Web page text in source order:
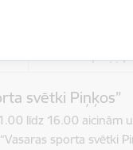
17, Piņķi,
svētki Piņķos”
līdz 16.00 aicinām
sporta svētki